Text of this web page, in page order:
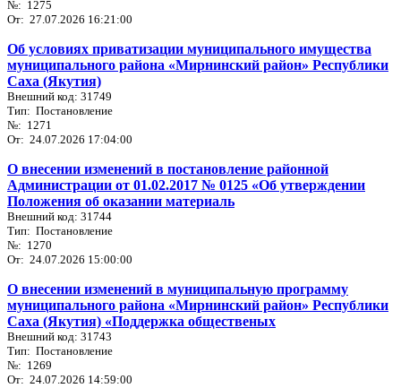
№: 1275
От: 27.07.2026 16:21:00
Об условиях приватизации муниципального имущества
муниципального района «Мирнинский район» Республики
Саха (Якутия)
Внешний код: 31749
Тип: Постановление
№: 1271
От: 24.07.2026 17:04:00
О внесении изменений в постановление районной
Администрации от 01.02.2017 № 0125 «Об утверждении
Положения об оказании материаль
Внешний код: 31744
Тип: Постановление
№: 1270
От: 24.07.2026 15:00:00
О внесении изменений в муниципальную программу
муниципального района «Мирнинский район» Республики
Саха (Якутия) «Поддержка общественых
Внешний код: 31743
Тип: Постановление
№: 1269
От: 24.07.2026 14:59:00